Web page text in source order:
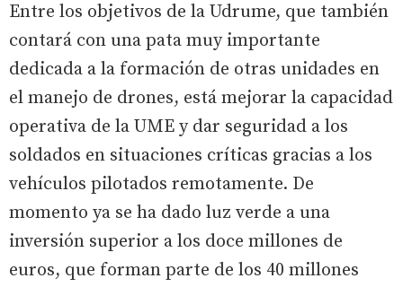
Entre los objetivos de la Udrume, que también
contará con una pata muy importante
dedicada a la formación de otras unidades en
el manejo de drones, está mejorar la capacidad
operativa de la UME y dar seguridad a los
soldados en situaciones críticas gracias a los
vehículos pilotados remotamente. De
momento ya se ha dado luz verde a una
inversión superior a los doce millones de
euros, que forman parte de los 40 millones